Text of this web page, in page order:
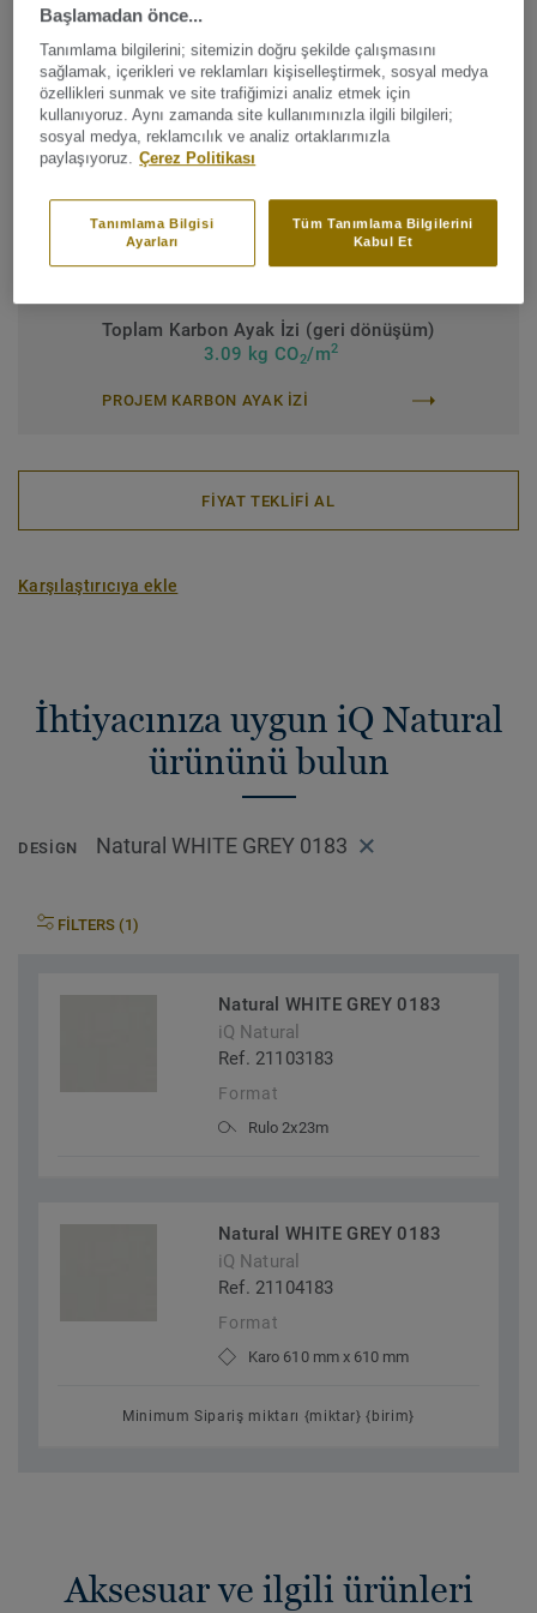
Ürün tipi:Yenilenebilir plastikleştirici içeren homojen vinil
zemin kaplaması
Bağlayıcı içerik:Tip 1
Ticari sınıflandırma:Ticari sınıflandırma
Endüstriyel sınıflandırma:43 Ağır
Yüzey koruması:Yeni iQ PUR
Rulo (1 ref.)
Toplam Karbon Ayak İzi (geri dönüşüm)
3.09 kg CO2/m2
PROJEM KARBON AYAK IZI
FİYAT TEKLİFİ AL
Karşılaştırıcıya ekle
İhtiyacınıza uygun iQ Natural
ürününü bulun
DESIGN Natural WHITE GREY 0183
FILTERS (1)
Natural WHITE GREY 0183
iQ Natural
Ref. 21103183
Format
Rulo 2x23m
Natural WHITE GREY 0183
iQ Natural
Ref. 21104183
Format
Karo 610 mm x 610 mm
Minimum Sipariş miktarı {miktar} {birim}
Aksesuar ve ilgili ürünleri
Başlamadan önce...
Tanımlama bilgilerini; sitemizin doğru şekilde çalışmasını
sağlamak, içerikleri ve reklamları kişiselleştirmek, sosyal medya
özellikleri sunmak ve site trafiğimizi analiz etmek için
kullanıyoruz. Aynı zamanda site kullanımınızla ilgili bilgileri;
sosyal medya, reklamcılık ve analiz ortaklarımızla
paylaşıyoruz.
Çerez Politikası
Tüm Tanımlama Bilgilerini
Kabul Et
Tanımlama Bilgisi
Ayarları